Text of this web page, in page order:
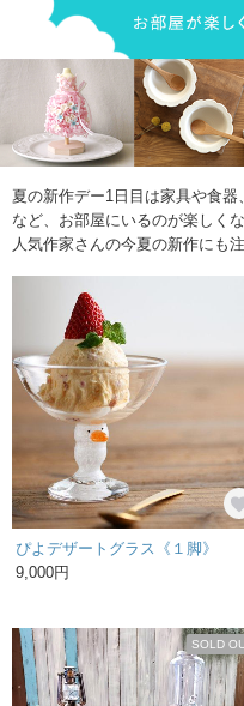
夏の新作デー1日目は家具や食
など、お部屋にいるのが楽しく
人気作家さんの今夏の新作にも注
ぴよデザートグラス《１脚》
9,000円
SOLD